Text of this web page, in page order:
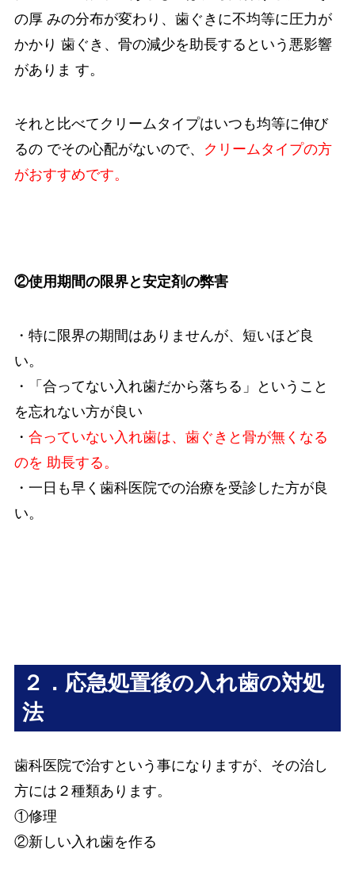
の厚 みの分布が変わり、歯ぐきに不均等に圧力が
かかり 歯ぐき、骨の減少を助長するという悪影響
がありま す。
それと比べてクリームタイプはいつも均等に伸び
るの でその心配がないので、
クリームタイプの方
がおすすめです。
②使用期間の限界と安定剤の弊害
・特に限界の期間はありませんが、短いほど良
い。
・「合ってない入れ歯だから落ちる」ということ
を忘れない方が良い
・ 合っていない入れ歯は、歯ぐきと骨が無くなる
のを 助長する。
・一日も早く歯科医院での治療を受診した方が良
い。
２．応急処置後の入れ歯の対処
法
歯科医院で治すという事になりますが、その治し
方には２種類あります。
①修理
②新しい入れ歯を作る